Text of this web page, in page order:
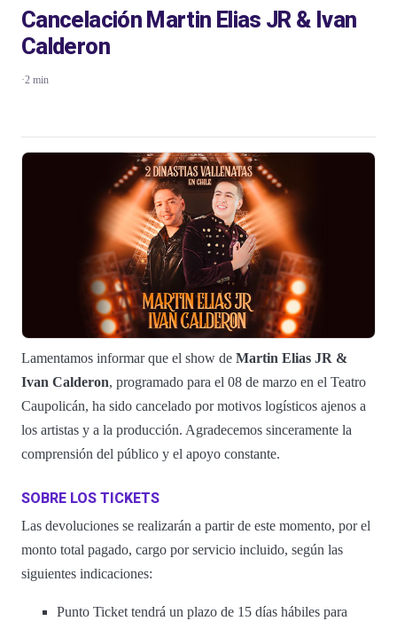
Cancelación Martin Elias JR & Ivan
Calderon
·2 min
Lamentamos informar que el show de Martin Elias JR &
Ivan Calderon, programado para el 08 de marzo en el Teatro
Caupolicán, ha sido cancelado por motivos logísticos ajenos a
los artistas y a la producción. Agradecemos sinceramente la
comprensión del público y el apoyo constante.
SOBRE LOS TICKETS
Las devoluciones se realizarán a partir de este momento, por el
monto total pagado, cargo por servicio incluido, según las
siguientes indicaciones:
Punto Ticket tendrá un plazo de 15 días hábiles para